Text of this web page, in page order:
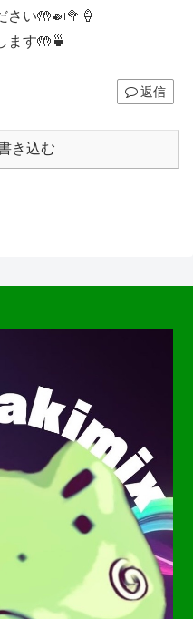
さい🤲🍛🥦🍦
ます🤲🍵
返信
き込む